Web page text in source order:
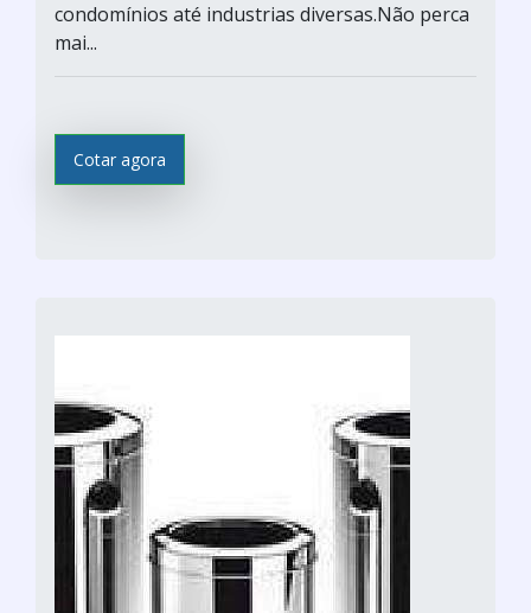
condomínios até industrias diversas.Não perca
mai...
Cotar agora